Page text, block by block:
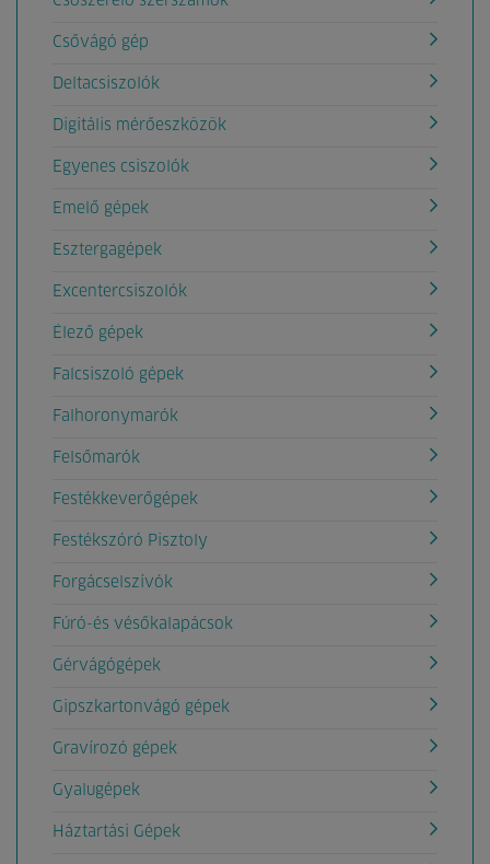
Csővágó gép
Deltacsiszolók
Digitális mérőeszközök
Egyenes csiszolók
Emelő gépek
Esztergagépek
Excentercsiszolók
Élező gépek
Falcsiszoló gépek
Falhoronymarók
Felsőmarók
Festékkeverőgépek
Festékszóró Pisztoly
Forgácselszívók
Fúró-és vésőkalapácsok
Gérvágógépek
Gipszkartonvágó gépek
Gravírozó gépek
Gyalugépek
Háztartási Gépek